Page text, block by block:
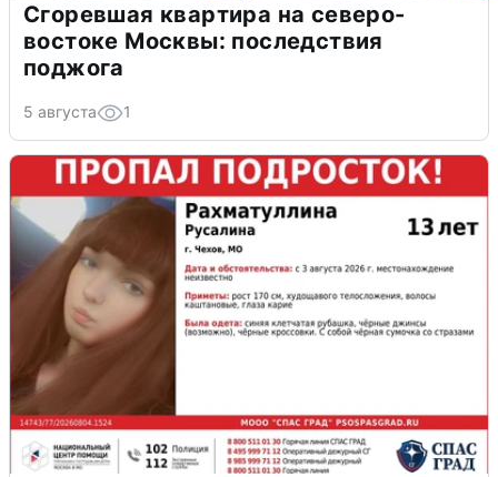
Сгоревшая квартира на северо-
востоке Москвы: последствия
поджога
5 августа 1